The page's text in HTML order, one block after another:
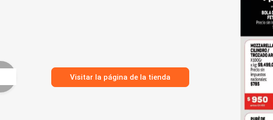
Visitar la página de la tienda